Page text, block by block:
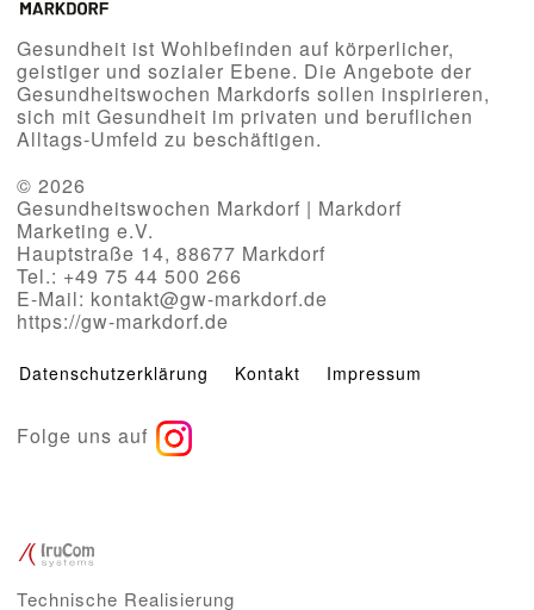
Gesundheit ist Wohlbefinden auf körperlicher,
geistiger und sozialer Ebene. Die Angebote der
Gesundheitswochen Markdorfs sollen inspirieren,
sich mit Gesundheit im privaten und beruflichen
Alltags-Umfeld zu beschäftigen.
© 2026
Gesundheitswochen Markdorf | Markdorf
Marketing e.V.
Hauptstraße 14, 88677 Markdorf
Tel.: +49 75 44 500 266
E-Mail: kontakt@gw-markdorf.de
https://gw-markdorf.de
Datenschutzerklärung Kontakt Impressum
Folge uns auf
Technische Realisierung